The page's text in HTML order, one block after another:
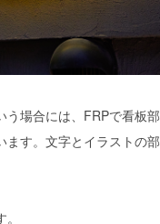
う場合には、FRPで看板
ます。文字とイラストの